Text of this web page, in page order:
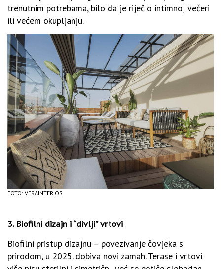
trenutnim potrebama, bilo da je riječ o intimnoj večeri
ili većem okupljanju.
FOTO: VERAINTERIOS
3. Biofilni dizajn i “divlji” vrtovi
Biofilni pristup dizajnu – povezivanje čovjeka s
prirodom, u 2025. dobiva novi zamah. Terase i vrtovi